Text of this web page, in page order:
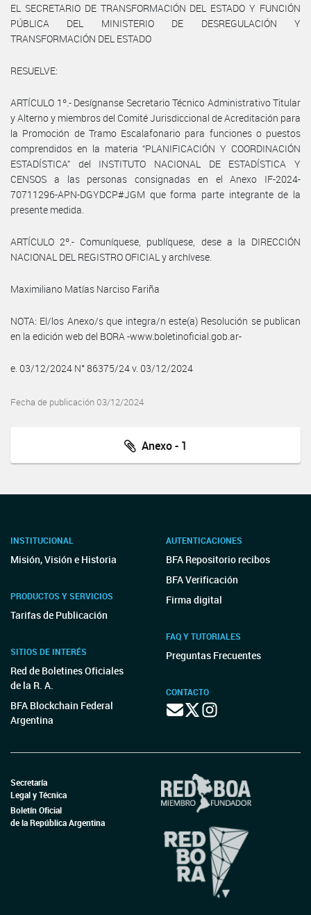
EL SECRETARIO DE TRANSFORMACIÓN DEL ESTADO Y FUNCIÓN
PÚBLICA DEL MINISTERIO DE DESREGULACIÓN Y
TRANSFORMACIÓN DEL ESTADO
RESUELVE:
ARTÍCULO 1º.- Desígnanse Secretario Técnico Administrativo Titular
y Alterno y miembros del Comité Jurisdiccional de Acreditación para
la Promoción de Tramo Escalafonario para funciones o puestos
comprendidos en la materia “PLANIFICACIÓN Y COORDINACIÓN
ESTADÍSTICA” del INSTITUTO NACIONAL DE ESTADÍSTICA Y
CENSOS a las personas consignadas en el Anexo IF-2024-
70711296-APN-DGYDCP#JGM que forma parte integrante de la
presente medida.
ARTÍCULO 2º.- Comuníquese, publíquese, dese a la DIRECCIÓN
NACIONAL DEL REGISTRO OFICIAL y archívese.
Maximiliano Matías Narciso Fariña
NOTA: El/los Anexo/s que integra/n este(a) Resolución se publican
en la edición web del BORA -www.boletinoficial.gob.ar-
e. 03/12/2024 N° 86375/24 v. 03/12/2024
Fecha de publicación 03/12/2024
Anexo - 1
INSTITUCIONAL
Misión, Visión e Historia
PRODUCTOS Y SERVICIOS
Tarifas de Publicación
SITIOS DE INTERÉS
Red de Boletines Oficiales
de la R. A.
BFA Blockchain Federal
Argentina
AUTENTICACIONES
BFA Repositorio recibos
BFA Verificación
Firma digital
FAQ Y TUTORIALES
Preguntas Frecuentes
CONTACTO
Secretaría
Legal y Técnica
Boletín Oficial
de la República Argentina